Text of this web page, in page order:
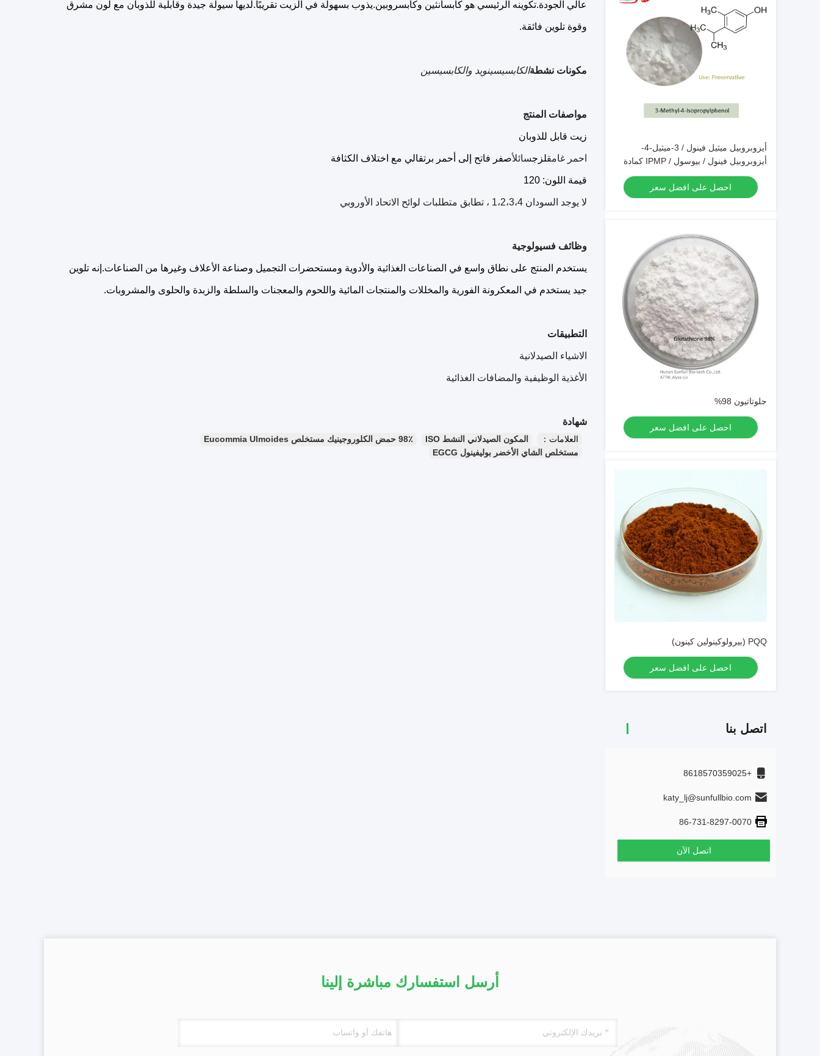
أيزوبروبيل ميثيل فينول / 3-ميثيل-4-
أيزوبروبيل فينول / بيوسول / IPMP كمادة
حافظة
احصل على افضل سعر
جلوتاتيون 98%
احصل على افضل سعر
PQQ (بيرولوكينولين كينون)
احصل على افضل سعر
اتصل بنا
+8618570359025
katy_lj@sunfullbio.com
86-731-8297-0070
اتصل الآن
عالي الجودة.تكوينه الرئيسي هو كابسانثين وكابسروبين.يذوب بسهولة في الزيت تقريبًا.لديها سيولة جيدة وقابلية للذوبان مع لون مشرق
وقوة تلوين فائقة.
مكونات نشطةالكابسيسينويد والكابسيسين
مواصفات المنتج
زيت قابل للذوبان
احمر غامقلزجسائلأصفر فاتح إلى أحمر برتقالي مع اختلاف الكثافة
قيمة اللون: 120
لا يوجد السودان 1،2،3،4 ، تطابق متطلبات لوائح الاتحاد الأوروبي
وظائف فسيولوجية
يستخدم المنتج على نطاق واسع في الصناعات الغذائية والأدوية ومستحضرات التجميل وصناعة الأعلاف وغيرها من الصناعات.إنه تلوين
جيد يستخدم في المعكرونة الفورية والمخللات والمنتجات المائية واللحوم والمعجنات والسلطة والزبدة والحلوى والمشروبات.
التطبيقات
الاشياء الصيدلانية
الأغذية الوظيفية والمضافات الغذائية
شهادة
العلامات： المكون الصيدلاني النشط ISO
98٪ حمض الكلوروجينيك مستخلص Eucommia Ulmoides
مستخلص الشاي الأخضر بوليفينول EGCG
أرسل استفسارك مباشرة إلينا